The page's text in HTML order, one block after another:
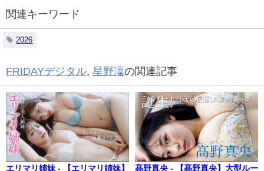
関連キーワード
2026
FRIDAYデジタル, 星野凜の関連記事
エリマリ姉妹 - 【エリマリ姉妹】 髙野真央 - 【髙野真央】大型ルー